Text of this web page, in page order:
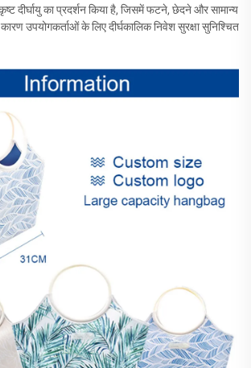
दीर्घायु का प्रदर्शन किया है, जिसमें फटने, छेदने और सामान्य
उपयोगकर्ताओं के लिए दीर्घकालिक निवेश सुरक्षा सुनिश्चित